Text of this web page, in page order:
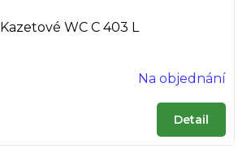
Kazetové WC C 403 L
Na objednání
Detail